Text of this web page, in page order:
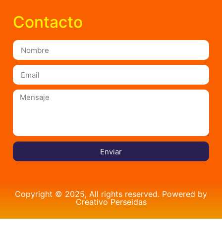
Contacto
Enviar
Copyright © 2025, All rights reserved. Powered by
Creativo Perseidas